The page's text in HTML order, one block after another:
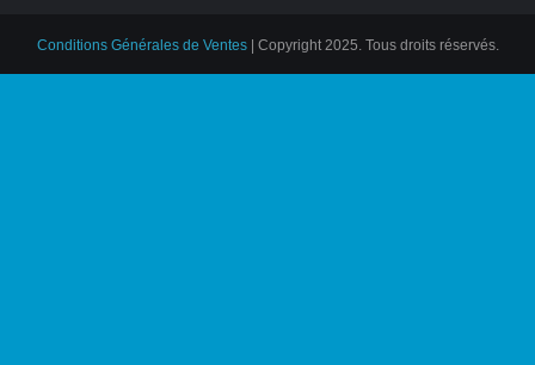
Conditions Générales de Ventes| Copyright 2025. Tous droits réservés.